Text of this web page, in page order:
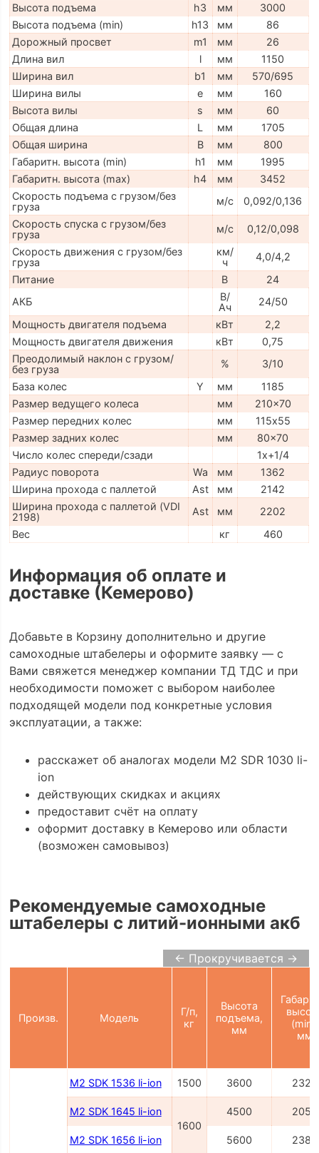
Высота подъема
h3 мм
3000
Высота подъема (min)
h13 мм
86
Дорожный просвет
m1 мм
26
Длина вил
l мм
1150
Ширина вил
b1 мм
570/695
Ширина вилы
e мм
160
Высота вилы
s мм
60
Общая длина
L мм
1705
Общая ширина
B мм
800
Габаритн. высота (min)
h1 мм
1995
Габаритн. высота (max)
h4 мм
3452
Скорость подъема с грузом/без
груза
м/с
0,092/0,136
Скорость спуска с грузом/без
груза
м/с
0,12/0,098
Скорость движения с грузом/без
груза
км/
ч
4,0/4,2
Питание
В
24
АКБ
В/
Ач
24/50
Мощность двигателя подъема
кВт
2,2
Мощность двигателя движения
кВт
0,75
Преодолимый наклон с грузом/
без груза
%
3/10
База колес
Y мм
1185
Размер ведущего колеса
мм
210x70
Размер передних колес
мм
115х55
Размер задних колес
мм
80x70
Число колес спереди/сзади
1x+1/4
Радиус поворота
Wa мм
1362
Ширина прохода с паллетой
Ast мм
2142
Ширина прохода с паллетой (VDI
2198)
Ast мм
2202
Вес
кг 460
Информация об оплате и
доставке (Кемерово)
Добавьте в Корзину дополнительно и другие
самоходные штабелеры и оформите заявку — с
Вами свяжется менеджер компании ТД ТДС и при
необходимости поможет с выбором наиболее
подходящей модели под конкретные условия
эксплуатации, а также:
расскажет об аналогах модели M2 SDR 1030 li-
ion
действующих скидках и акциях
предоставит счёт на оплату
оформит доставку в Кемерово или области
(возможен самовывоз)
Рекомендуемые самоходные
штабелеры с литий-ионными акб
← Прокручивается →
Произв. Модель
Г/п,
кг
Высота
подъема,
мм
(min),
мм
M2 SDK 1536 li-ion 1500 3600 2327
M2 SDK 1645 li-ion
1600
4500 2054
M2 SDK 1656 li-ion 5600 2386